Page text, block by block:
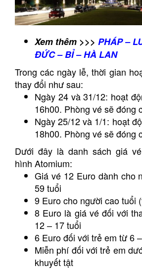
Xem thêm >>> PHÁP –
ĐỨC – BỈ – HÀ LAN
Trong các ngày lễ, thời gian
thay đổi như sau:
Ngày 24 và 31/12: hoạt
16h00. Phòng vé sẽ đóng
Ngày 25/12 và 1/1: hoạt
18h00. Phòng vé sẽ đóng
Dưới đây là danh sách giá
hình Atomium:
Giá vé 12 Euro dành cho
59 tuổi
9 Euro cho người cao tuổi
8 Euro là giá vé đối với
12 – 17 tuổi
6 Euro đối với trẻ em từ 6
Miễn phí đối với trẻ em
khuyết tật